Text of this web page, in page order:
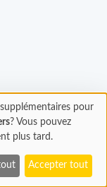
pour
? Vous pouvez
plus tard.
Accepter tout